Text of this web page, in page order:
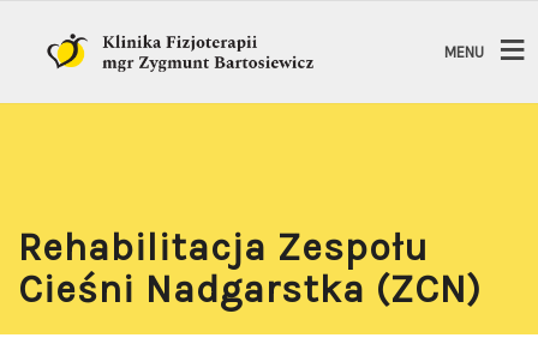
MENU
Rehabilitacja Zespołu
Cieśni Nadgarstka (ZCN)